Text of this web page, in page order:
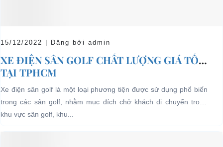
15/12/2022 | Đăng bởi admin
XE ĐIỆN SÂN GOLF CHẤT LƯỢNG GIÁ TỐT
TẠI TPHCM
Xe điện sân golf là một loại phương tiện được sử dụng phổ biến
trong các sân golf, nhằm mục đích chở khách di chuyển trong
khu vực sân golf, khu...